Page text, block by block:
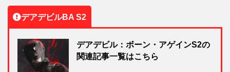
デアデビルBA S2
デアデビル：ボーン・アゲインS2の
関連記事一覧はこちら